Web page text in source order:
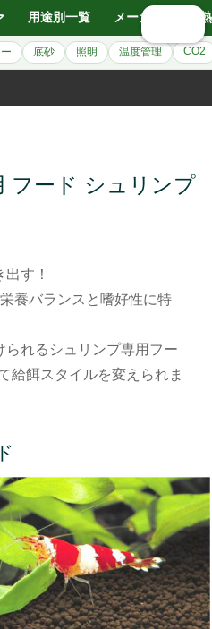
用途別一覧 メーカー別
底砂 照明 温度管理 CO2
フード シュリンプ
す！
養バランスと嗜好性に特
れるシュリンプ専用フー
給餌スタイルを変えられま